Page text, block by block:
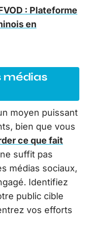
: Plateforme
en
médias
moyen puissant
bien que vous
ce que fait
suffit pas
médias sociaux,
Identifiez
public cible
vos efforts